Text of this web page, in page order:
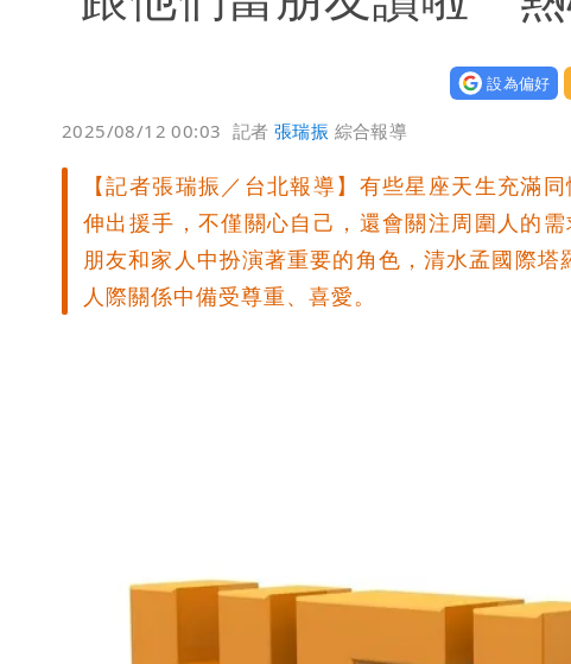
設為偏好
2025/08/12 00:03 記者張瑞振 綜合報導
【記者張瑞振／台北報導】有些星座天生充滿
伸出援手，不僅關心自己，還會關注周圍人的
朋友和家人中扮演著重要的角色，清水孟國際
人際關係中備受尊重、喜愛。